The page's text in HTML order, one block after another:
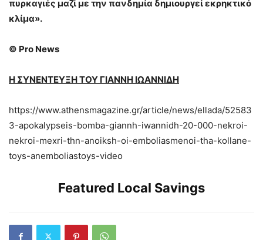
πυρκαγιές μαζί με την πανδημία δημιουργεί εκρηκτικό
κλίμα».
© Pro News
Η ΣΥΝΕΝΤΕΥΞΗ ΤΟΥ ΓΙΑΝΝΗ ΙΩΑΝΝΙΔΗ
https://www.athensmagazine.gr/article/news/ellada/52583
3-apokalypseis-bomba-giannh-iwannidh-20-000-nekroi-
nekroi-mexri-thn-anoiksh-oi-emboliasmenoi-tha-kollane-
toys-anemboliastoys-video
Featured Local Savings